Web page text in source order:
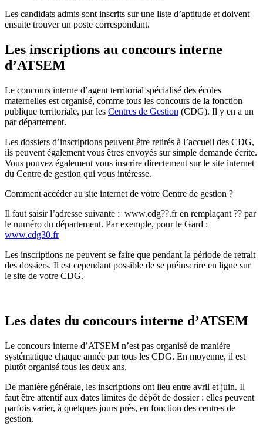
Les candidats admis sont inscrits sur une liste d’aptitude et doivent
ensuite trouver un poste correspondant.
Les inscriptions au concours interne
d’ATSEM
Le concours interne d’agent territorial spécialisé des écoles
maternelles est organisé, comme tous les concours de la fonction
publique territoriale, par les Centres de Gestion (CDG). Il y en a un
par département.
Les dossiers d’inscriptions peuvent être retirés à l’accueil des CDG,
ils peuvent également vous êtres envoyés sur simple demande écrite.
Vous pouvez également vous inscrire directement sur le site internet
du Centre de gestion qui vous intéresse.
Comment accéder au site internet de votre Centre de gestion ?
Il faut saisir l’adresse suivante : www.cdg??.fren remplaçant ?? par
le numéro du département. Par exemple, pour le Gard :
www.cdg30.fr
Les inscriptions ne peuvent se faire que pendant la période de retrait
des dossiers. Il est cependant possible de se préinscrire en ligne sur
le site de votre CDG.
Les dates du concours interne d’ATSEM
Le concours interne d’ATSEM n’est pas organisé de manière
systématique chaque année par tous les CDG. En moyenne, il est
plutôt organisé tous les deux ans.
De manière générale, les inscriptions ont lieu entre avril et juin. Il
faut être attentif aux dates limites de dépôt de dossier : elles peuvent
parfois varier, à quelques jours près, en fonction des centres de
gestion.